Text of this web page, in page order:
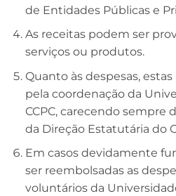
de Entidades Públicas e
As receitas podem ser
serviços ou produtos.
Quanto às despesas,
pela coordenação da
CCPC, carecendo sempre
da Direção Estatutária do
Em casos devidamente
ser reembolsadas as
voluntários da